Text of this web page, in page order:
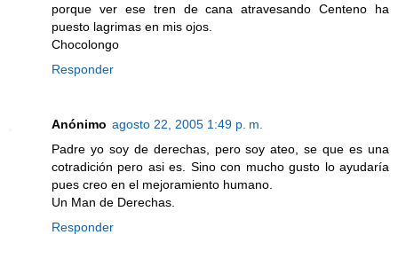
porque ver ese tren de cana atravesando Centeno ha
puesto lagrimas en mis ojos.
Chocolongo
Responder
Anónimo agosto 22, 2005 1:49 p. m.
Padre yo soy de derechas, pero soy ateo, se que es una
cotradición pero asi es. Sino con mucho gusto lo ayudaría
pues creo en el mejoramiento humano.
Un Man de Derechas.
Responder